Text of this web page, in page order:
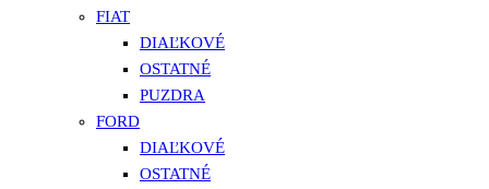
FIAT
DIAĽKOVÉ
OSTATNÉ
PUZDRA
FORD
DIAĽKOVÉ
OSTATNÉ